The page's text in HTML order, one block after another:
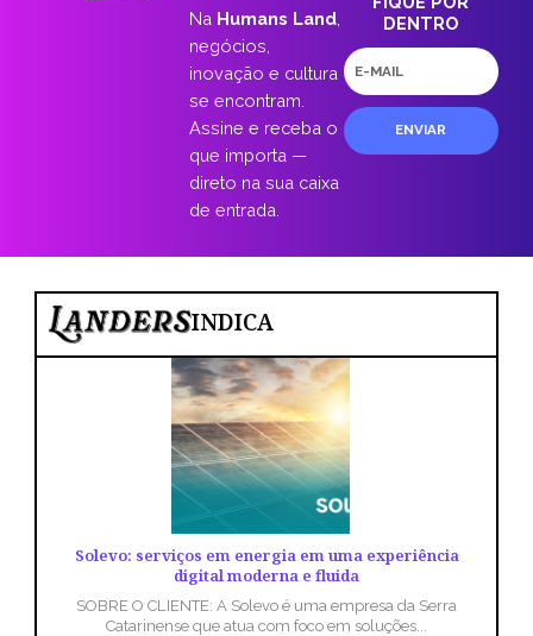
Na Humans Land
negócios,
inovação e cultura
se encontram.
Assine e receba o
que importa —
direto na sua caixa
de entrada.
DENTRO
E-
mail
ENVIAR
INDICA
Solevo: serviços em energia em uma experiência
digital moderna e fluida
SOBRE O CLIENTE: A Solevo é uma empresa da Serra
Catarinense que atua com foco em soluções...